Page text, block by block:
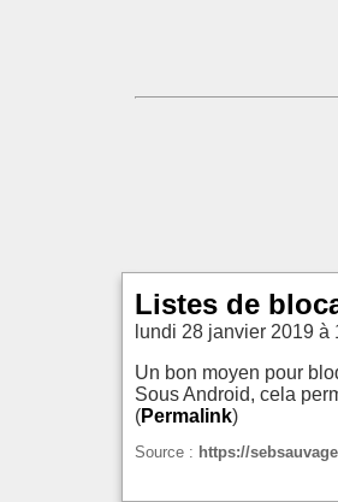
Listes de
lundi 28 janvier 2019 à
Un bon moyen pour
Sous Android, cela
(Permalink)
Source : https://